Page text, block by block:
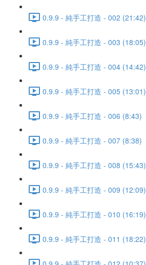
0.9.9 - 純手工打造 - 002 (21:42)
0.9.9 - 純手工打造 - 003 (18:05)
0.9.9 - 純手工打造 - 004 (14:42)
0.9.9 - 純手工打造 - 005 (13:01)
0.9.9 - 純手工打造 - 006 (8:43)
0.9.9 - 純手工打造 - 007 (8:38)
0.9.9 - 純手工打造 - 008 (15:43)
0.9.9 - 純手工打造 - 009 (12:09)
0.9.9 - 純手工打造 - 010 (16:19)
0.9.9 - 純手工打造 - 011 (18:22)